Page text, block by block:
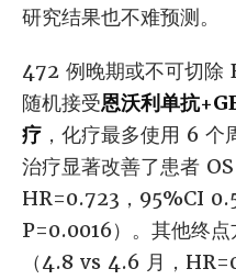
研究结果也不难预测。
472 例晚期或不可切除
随机接受恩沃利单抗
疗 ，化疗最多使用 6
治疗显著改善了患者
HR=0.723，95%CI
P=0.0016）。其他终
（4.8 vs 4.6 月，